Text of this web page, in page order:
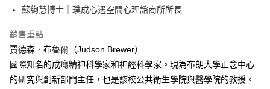
蘇絢慧博士｜璞成心遇空間心理諮商所所長
銷售重點
賈德森．布魯爾（Judson Brewer）
國際知名的成癮精神科學家和神經科學家。現為布朗大學正念中心
的研究與創新部門主任，也是該校公共衛生學院與醫學院的教授。